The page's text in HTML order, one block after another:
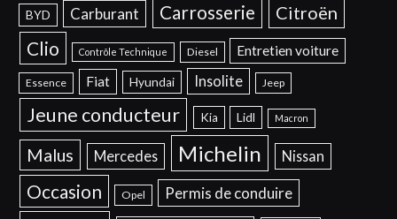
BYD Carburant Carrosserie Citroën
Clio Contrôle Technique Diesel Entretien voiture
Essence Fiat Hyundai Insolite Jeep
Jeune conducteur Kia Lidl Macron
Malus Mercedes Michelin Nissan
Occasion Opel Permis de conduire